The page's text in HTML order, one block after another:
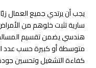
يجب أن يرتدي جميع العمال
سارية تثبت خلوهم من
هندسي يضمن تقسيم
متوسطة أو كبيرة حسب عدد
كفاءة التشغيل وتحسين